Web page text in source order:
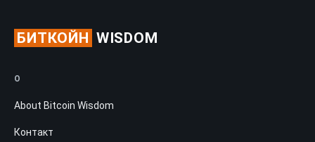
БИТКОЙН WISDOM
О
About Bitcoin Wisdom
Контакт